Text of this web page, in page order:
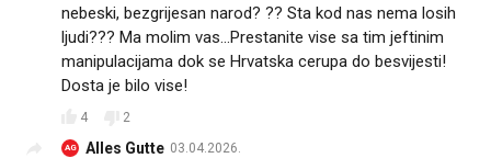
nebeski, bezgrijesan narod? ?? Sta kod nas nema losih
ljudi??? Ma molim vas...Prestanite vise sa tim jeftinim
manipulacijama dok se Hrvatska cerupa do besvijesti!
Dosta je bilo vise!
4 2
AG Alles Gutte 03.04.2026.